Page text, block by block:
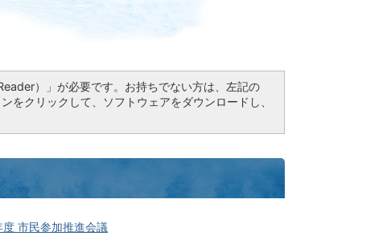
）」が必要です。お持ちでない方は、左記の
クリックして、ソフトウェアをダウンロードし、
市民参加推進会議